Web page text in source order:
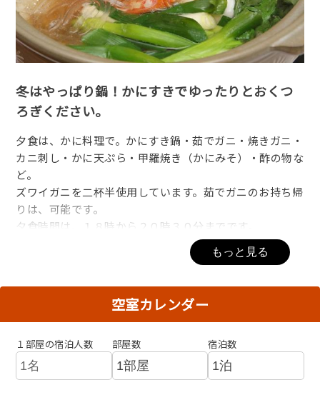
冬はやっぱり鍋！かにすきでゆったりとおくつ
ろぎください。
夕食は、かに料理で。かにすき鍋・茹でガニ・焼きガニ・
カニ刺し・かに天ぷら・甲羅焼き（かにみそ）・酢の物な
ど。
ズワイガニを二杯半使用しています。茹でガニのお持ち帰
りは、可能です。
夕食時間は、１８時から２０時３０分までです。
朝食は、焼き魚・味付け海苔・温泉卵・湯豆腐・小鉢・サ
ゆったりとお過ごし下さい。
もっと見る
空室カレンダー
１部屋の宿泊人数 部屋数 宿泊数